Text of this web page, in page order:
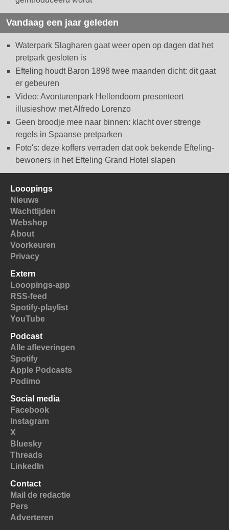
Vandaag een jaar geleden
Waterpark Slagharen gaat weer open op dagen dat het
pretpark gesloten is
Efteling houdt Baron 1898 twee maanden dicht: dit gaat
er gebeuren
Video: Avonturenpark Hellendoorn presenteert
illusieshow met Alfredo Lorenzo
Geen broodje mee naar binnen: klacht over strenge
regels in Spaanse pretparken
Foto's: deze koffers verraden dat ook bekende Efteling-
bewoners in het Efteling Grand Hotel slapen
Looopings
Nieuws
Wachttijden
Webshop
About
Voorkeuren
Privacy
Extern
Looopings-app
RSS-feed
Spotify-playlist
YouTube
Podcast
Alle afleveringen
Spotify
Apple Podcasts
Podimo
Social media
Facebook
Instagram
X
Bluesky
Threads
LinkedIn
Contact
Mail de redactie
Pers
Adverteren